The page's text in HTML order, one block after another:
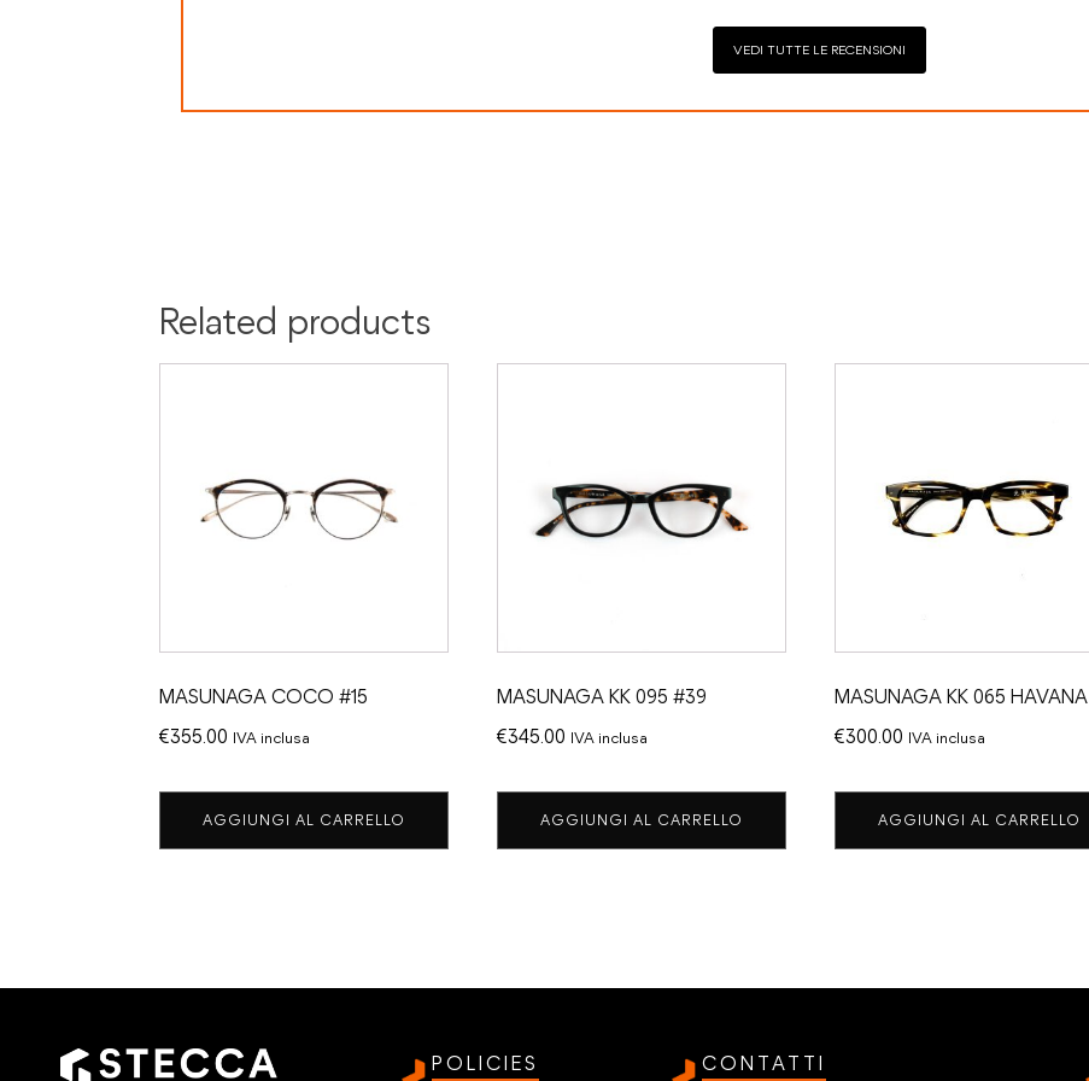
VEDI TUTTE LE RECENSIONI
Related products
MASUNAGA COCO #15
€355.00 IVA inclusa
AGGIUNGI AL CARRELLO
MASUNAGA KK 095 #39
€345.00 IVA inclusa
AGGIUNGI AL CARRELLO
MASUNAGA KK 065 HAVANA
€300.00 IVA inclusa
AGGIUNGI AL CARRELLO
POLICIES CONTATTI